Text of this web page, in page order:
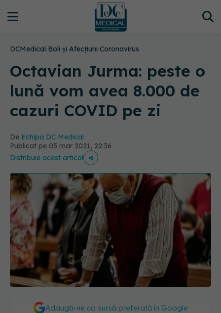
DCMedical›Boli și Afecțiuni›Coronavirus
Octavian Jurma: peste o
lună vom avea 8.000 de
cazuri COVID pe zi
De Echipa DC Medical
Publicat pe 05 mar 2021, 22:36
Distribuie acest articol
Adaugă-ne ca sursă preferată în Google